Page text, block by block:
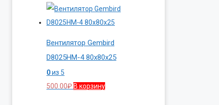
Вентилятор Gembird
D8025HM-4 80x80x25
0из 5
500.00₽ В корзину